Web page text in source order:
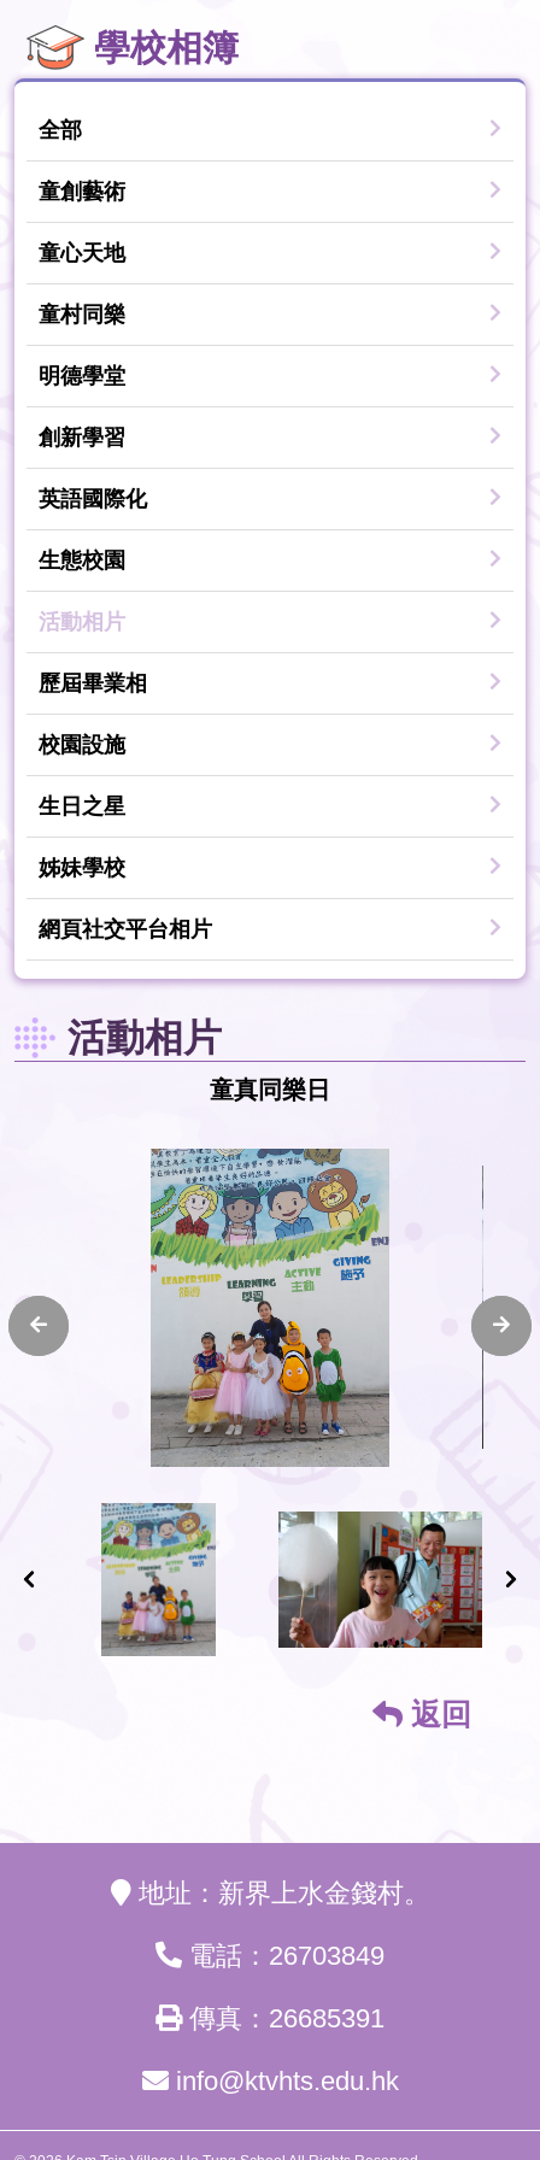
學校相簿
全部
童創藝術
童心天地
童村同樂
明德學堂
創新學習
英語國際化
生態校園
活動相片
歷屆畢業相
校園設施
生日之星
姊妹學校
網頁社交平台相片
活動相片
童真同樂日
返回
地址：新界上水金錢村。
電話：26703849
傳真：26685391
info@ktvhts.edu.hk